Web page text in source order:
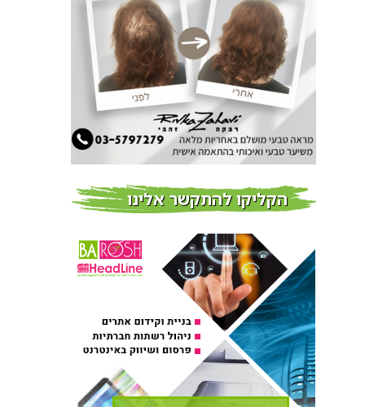
צמידי שיער – המומחים
לצמידי שיער ברמת השרון
חדשות
פרוברי PROBERRY מוצרי
שיער מבוססי גוג’י ברי
חדש על המדף
כובשת את השטח עם יום
הדרכה מוצלח נוסף
אירועים בארץ
הקליקו להתקשר אלינו